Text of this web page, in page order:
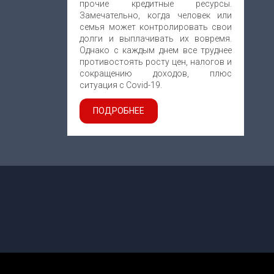
прочие кредитные ресурсы.
Замечательно, когда человек или
семья может контролировать свои
долги и выплачивать их вовремя.
Однако с каждым днем все труднее
противостоять росту цен, налогов и
сокращению доходов, плюс
ситуация с Covid-19.
ПОДРОБНЕЕ